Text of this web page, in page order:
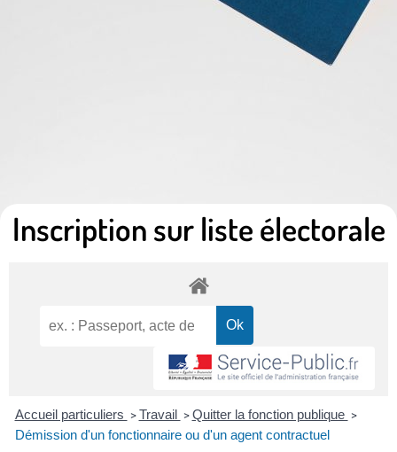
Inscription sur liste électorale
Accueil particuliers > Travail > Quitter la fonction publique >
Démission d'un fonctionnaire ou d'un agent contractuel